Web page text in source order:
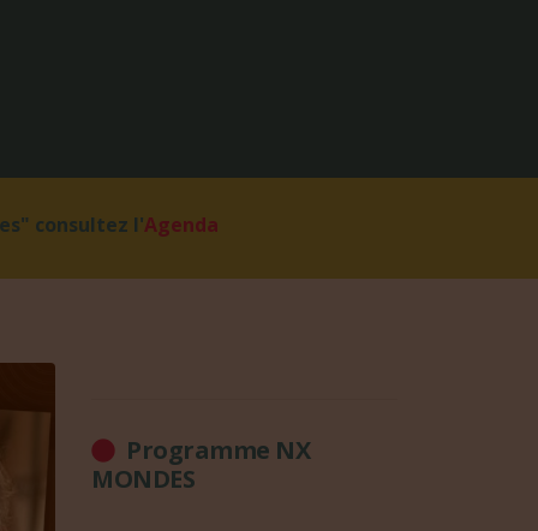
consultez l'Agenda
Programme NX
MONDES